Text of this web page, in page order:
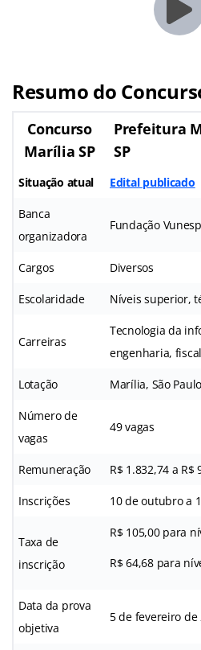
Resumo do
Concurso
Marília SP
Prefeitura
SP
Situação atual Edital publicado
Banca
organizadora
Fundação Vunesp
Cargos Diversos
Escolaridade Níveis superior,
Carreiras
Tecnologia da
engenharia,
Lotação Marília, São Paulo
Número de
vagas
49 vagas
Remuneração R$ 1.832,74 a R$
Inscrições 10 de outubro a
Taxa de
inscrição
R$ 105,00 para
R$ 64,68 para
Data da prova
objetiva
5 de fevereiro de